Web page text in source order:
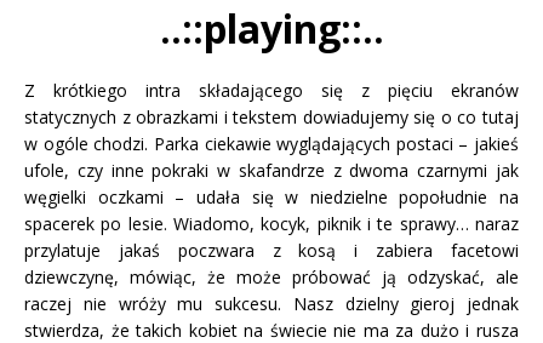
..::playing::..
Z krótkiego intra składającego się z pięciu ekranów
statycznych z obrazkami i tekstem dowiadujemy się o co tutaj
w ogóle chodzi. Parka ciekawie wyglądających postaci – jakieś
ufole, czy inne pokraki w skafandrze z dwoma czarnymi jak
węgielki oczkami – udała się w niedzielne popołudnie na
spacerek po lesie. Wiadomo, kocyk, piknik i te sprawy… naraz
przylatuje jakaś poczwara z kosą i zabiera facetowi
dziewczynę, mówiąc, że może próbować ją odzyskać, ale
raczej nie wróży mu sukcesu. Nasz dzielny gieroj jednak
stwierdza, że takich kobiet na świecie nie ma za dużo i rusza